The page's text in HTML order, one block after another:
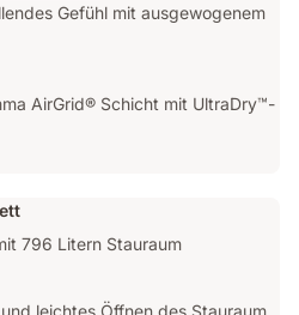
Gefühl mit ausgewogenem
AirGrid® Schicht mit UltraDry™-
796 Litern Stauraum